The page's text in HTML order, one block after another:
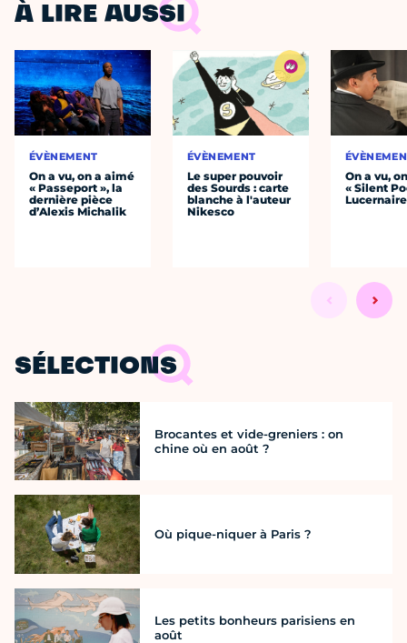
À LIRE AUSSI
ÉVÈNEMENT
On a vu, on a aimé
« Passeport », la
dernière pièce
d’Alexis Michalik
ÉVÈNEMENT
Le super pouvoir
des Sourds : carte
blanche à l'auteur
Nikesco
On a vu,
« Silent
Lucernaire
SÉLECTIONS
Brocantes et vide-greniers : on
chine où en août ?
Où pique-niquer à Paris ?
Les petits bonheurs parisiens en
août